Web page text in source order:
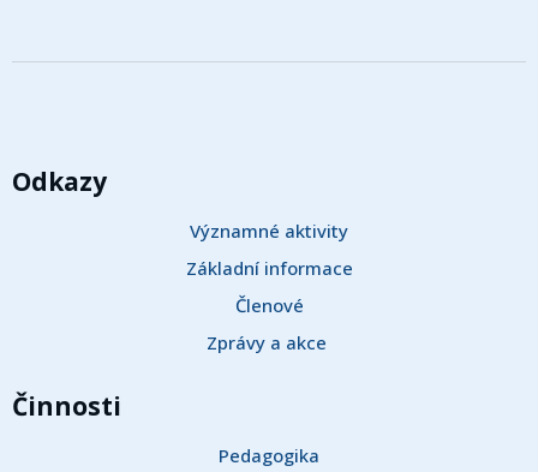
Odkazy
Významné aktivity
Základní informace
Členové
Zprávy a akce
Činnosti
Pedagogika